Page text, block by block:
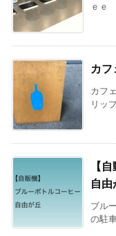
ｅｅ
カフ
カフ
リッ
【
自由
ブル
の駐